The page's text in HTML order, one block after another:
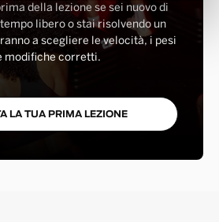
della lezione se sei nuovo di
libero o stai risolvendo un
a scegliere le velocità, i pesi
modifiche corretti.
LA TUA PRIMA LEZIONE